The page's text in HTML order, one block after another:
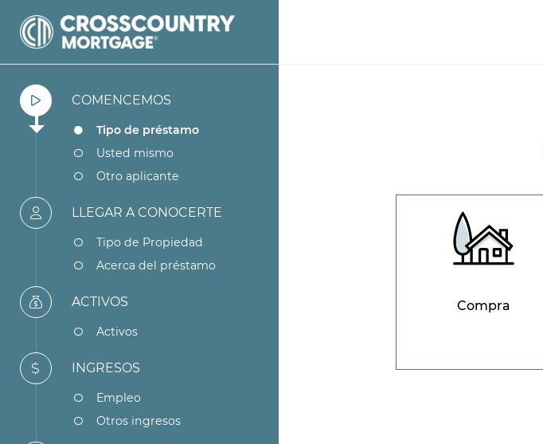
COMENCEMOS
Tipo de préstamo
Usted mismo
Otro aplicante
LLEGAR A CONOCERTE
Tipo de Propiedad
Acerca del préstamo
ACTIVOS
Activos
INGRESOS
Empleo
Otros ingresos
Compra